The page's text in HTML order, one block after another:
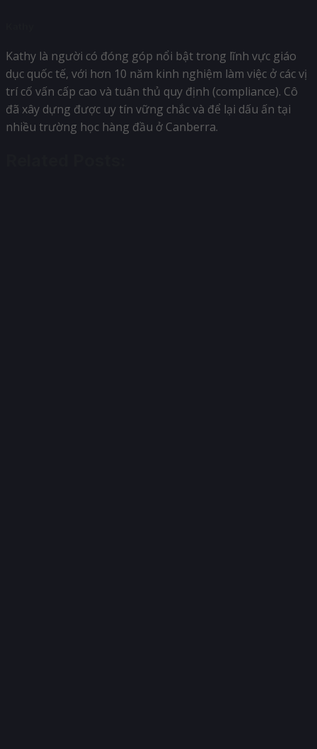
Kathy là người có đóng góp nổi bật trong lĩnh vực giáo
dục quốc tế, với hơn 10 năm kinh nghiệm làm việc ở các vị
trí cố vấn cấp cao và tuân thủ quy định (compliance). Cô
đã xây dựng được uy tín vững chắc và để lại dấu ấn tại
nhiều trường học hàng đầu ở Canberra.